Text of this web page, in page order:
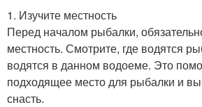
1. Изучите местность
Перед началом рыбалки,
местность. Смотрите, где водятся
водятся в данном водоеме. Это
подходящее место для рыбалки и
снасть.